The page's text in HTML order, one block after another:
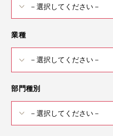
業種
部門種別